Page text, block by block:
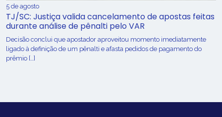
5 de agosto
TJ/SC: Justiça valida cancelamento de apostas feitas
durante análise de pênalti pelo VAR
Decisão conclui que apostador aproveitou momento imediatamente
ligado à definição de um pênalti e afasta pedidos de pagamento do
prêmio […]